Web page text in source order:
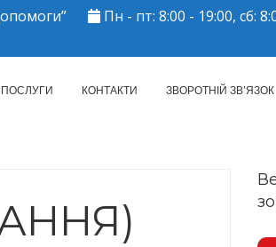
Пн - пт: 8:00 - 19:00, сб:
ЦЕНТР ПМСД"
ПОСЛУГИ КОНТАКТИ ЗВОРОТНІЙ ЗВ’ЯЗОК